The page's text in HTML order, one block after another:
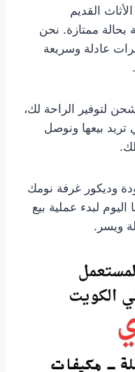
القديم
بحالة ممتازة. نحن
عادلة وسريعة
لتوفير الراحة لك،
تريد بيعها ونوصل
وديكور غرفة نومك
لبدء عملية بيع
ويسر.